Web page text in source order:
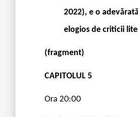
2022), e o
elogios de criticii
(fragment)
CAPITOLUL 5
Ora 20:00